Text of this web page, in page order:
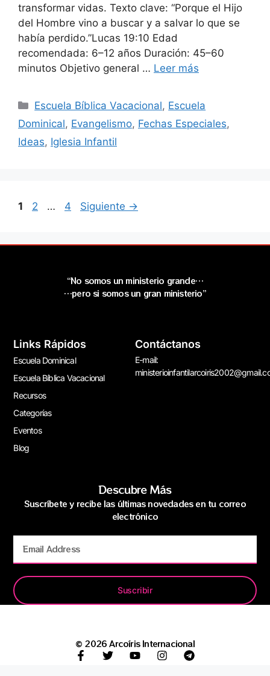
transformar vidas. Texto clave: “Porque el Hijo
del Hombre vino a buscar y a salvar lo que se
había perdido.”Lucas 19:10 Edad
recomendada: 6–12 años Duración: 45–60
minutos Objetivo general … Leer más
Escuela Bíblica Vacacional, Escuela
Dominical, Evangelismo, Fechas Especiales,
Ideas, Iglesia Infantil
1 2 … 4 Siguiente →
“No somos un ministerio grande…
…pero si somos un gran ministerio”
Links Rápidos
Escuela Dominical
Escuela Bíblica Vacacional
Recursos
Categorías
Eventos
Blog
Contáctanos
E-mail:
Descubre Más
Suscríbete y recibe las últimas novedades en tu correo
electrónico
Suscribir
© 2026 Arcoíris Internacional